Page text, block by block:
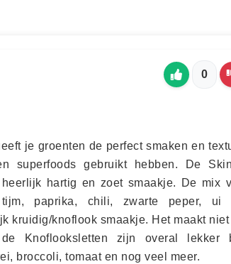
0
je groenten de perfect smaken en
superfoods gebruikt hebben. De
hartig en zoet smaakje. De mix
tijm, paprika, chili, zwarte peper, ui
kruidig/knoflook smaakje. Het maakt
Knoflooksletten zijn overal lekker
broccoli, tomaat en nog veel meer.